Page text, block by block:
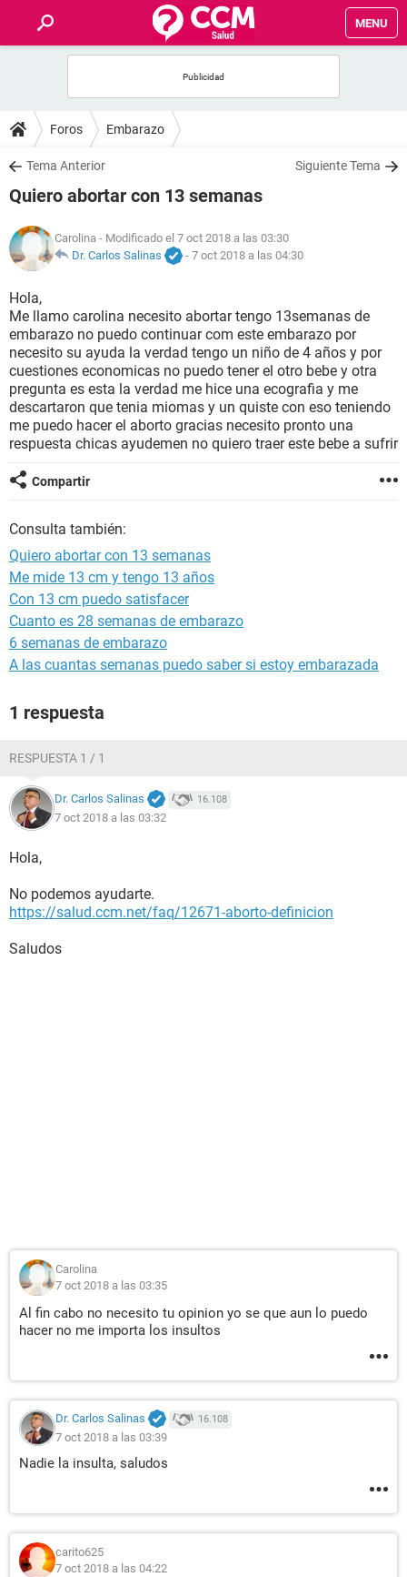
MENU
FOROS
SALUD
FAMILIA
NUTRICIÓN
BIENESTAR
SEXUALIDAD
GLOSARIO
Foros Embarazo
Tema Anterior Siguiente Tema
Quiero abortar con 13 semanas
Carolina - Modificado el 7 oct 2018 a las 03:30
Dr. Carlos Salinas
- 7 oct 2018 a las 04:30
Hola,
Me llamo carolina necesito abortar tengo 13semanas de
embarazo no puedo continuar com este embarazo por
necesito su ayuda la verdad tengo un niño de 4 años y por
cuestiones economicas no puedo tener el otro bebe y otra
pregunta es esta la verdad me hice una ecografia y me
descartaron que tenia miomas y un quiste con eso teniendo
me puedo hacer el aborto gracias necesito pronto una
respuesta chicas ayudemen no quiero traer este bebe a sufrir
Compartir
Consulta también:
Quiero abortar con 13 semanas
Me mide 13 cm y tengo 13 años
Con 13 cm puedo satisfacer
Cuanto es 28 semanas de embarazo
6 semanas de embarazo
A las cuantas semanas puedo saber si estoy embarazada
1 respuesta
RESPUESTA 1 / 1
Dr. Carlos Salinas 16.108
7 oct 2018 a las 03:32
Hola,
No podemos ayudarte.
https://salud.ccm.net/faq/12671-aborto-definicion
Saludos
Carolina
7 oct 2018 a las 03:35
Al fin cabo no necesito tu opinion yo se que aun lo puedo
hacer no me importa los insultos
Dr. Carlos Salinas 16.108
7 oct 2018 a las 03:39
Nadie la insulta, saludos
carito625
7 oct 2018 a las 04:22